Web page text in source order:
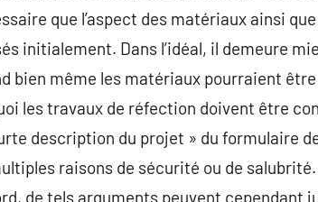
que l’aspect des matériaux ainsi
initialement. Dans l’idéal, il demeure
bien même les matériaux pourraient
les travaux de réfection doivent être
description du projet » du formulaire
raisons de sécurité ou de
de tels arguments peuvent cependant